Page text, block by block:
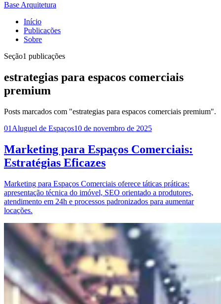
Base Arquitetura
Início
Publicações
Sobre
Seção1 publicações
estrategias para espacos comerciais
premium
Posts marcados com "estrategias para espacos comerciais premium".
01 Aluguel de Espaços10 de novembro de 2025
Marketing para Espaços Comerciais:
Estratégias Eficazes
Marketing para Espaços Comerciais oferece táticas práticas:
apresentação técnica do imóvel, SEO orientado a produtores,
atendimento em 24h e processos padronizados para aumentar
locações.